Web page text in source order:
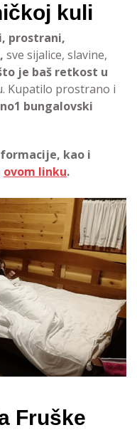
kuli
prostrani,
sve sijalice, slavine,
je baš retkost u
Kupatilo prostrano i
bungalovski
kao i
ovom linku.
Fruške